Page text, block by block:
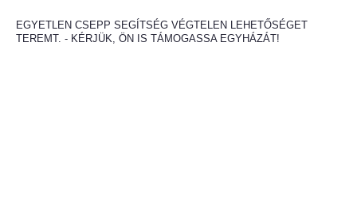
EGYETLEN CSEPP SEGÍTSÉG VÉGTELEN LEHETŐSÉGET
TEREMT. - KÉRJÜK, ÖN IS TÁMOGASSA EGYHÁZÁT!